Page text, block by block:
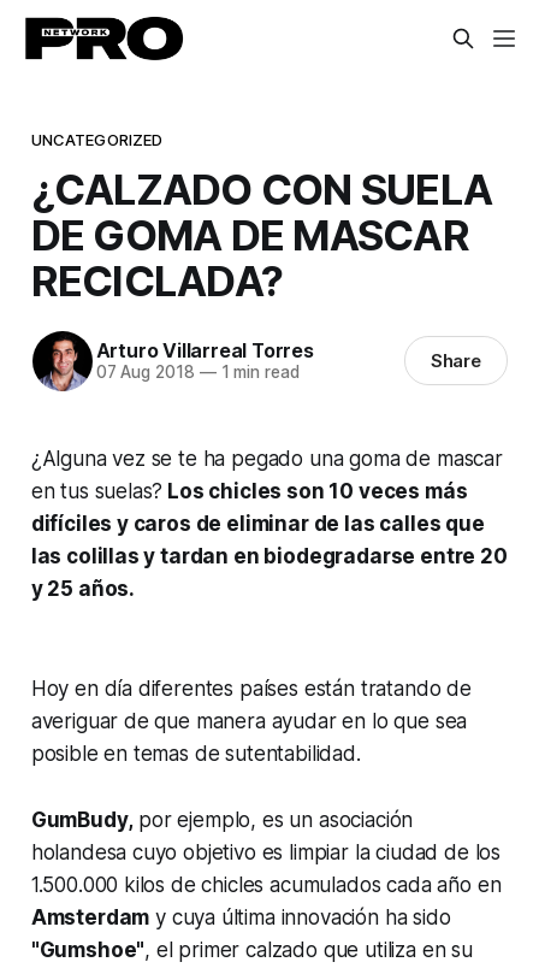
UNCATEGORIZED
¿CALZADO CON SUELA
DE GOMA DE MASCAR
RECICLADA?
Arturo Villarreal Torres
07 Aug 2018 —1 min read Share
¿Alguna vez se te ha pegado una goma de mascar
en tus suelas? Los chicles son 10 veces más
difíciles y caros de eliminar de las calles que
las colillas y tardan en biodegradarse entre 20
y 25 años.
Hoy en día diferentes países están tratando de
averiguar de que manera ayudar en lo que sea
posible en temas de sutentabilidad.
GumBudy,por ejemplo, es un asociación
holandesa cuyo objetivo es limpiar la ciudad de los
1.500.000 kilos de chicles acumulados cada año en
Amsterdam y cuya última innovación ha sido
"Gumshoe", el primer calzado que utiliza en su